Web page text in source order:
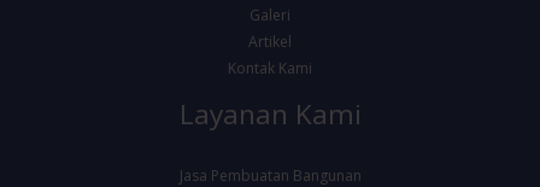
Galeri
Artikel
Kontak Kami
Layanan Kami
Jasa Pembuatan Bangunan